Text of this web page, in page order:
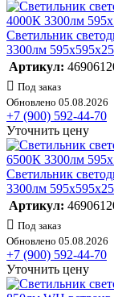
Светильник
3300лм
Артикул:
Под заказ
Обновлено 05.08.2026
+7 (900) 592-44-70
Уточнить цену
Светильник
3300лм
Артикул:
Под заказ
Обновлено 05.08.2026
+7 (900) 592-44-70
Уточнить цену